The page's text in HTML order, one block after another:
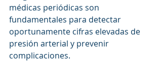
médicas periódicas son
fundamentales para detectar
oportunamente cifras elevadas de
presión arterial y prevenir
complicaciones.